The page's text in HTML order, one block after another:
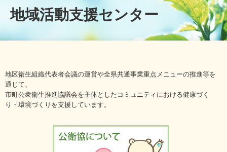
地域活動支援センター
地区衛生組織代表者会議の運営や全県共通事業重点メニューの推進等を
通じて、
市町公衆衛生推進協議会を主体としたコミュニティにおける健康づく
り・環境づくりを支援しています。